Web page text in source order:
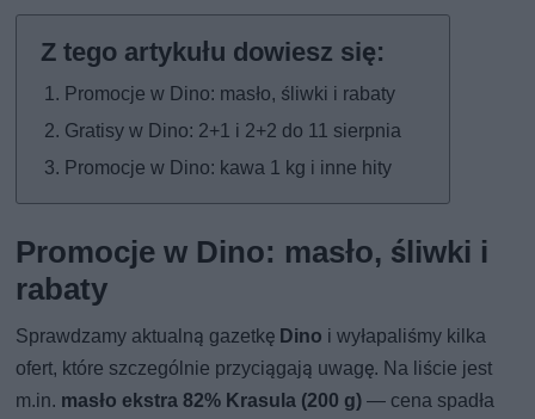
Promocje w Dino: masło, śliwki i rabaty
Gratisy w Dino: 2+1 i 2+2 do 11 sierpnia
Promocje w Dino: kawa 1 kg i inne hity
Promocje w Dino: masło, śliwki i
rabaty
Sprawdzamy aktualną gazetkę Dino i wyłapaliśmy kilka
ofert, które szczególnie przyciągają uwagę. Na liście jest
m.in. masło ekstra 82% Krasula (200 g) — cena spadła